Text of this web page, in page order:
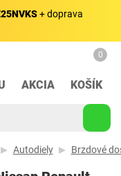
+ doprava
AKCIA
0
KOŠÍK
Autodiely Brzdové